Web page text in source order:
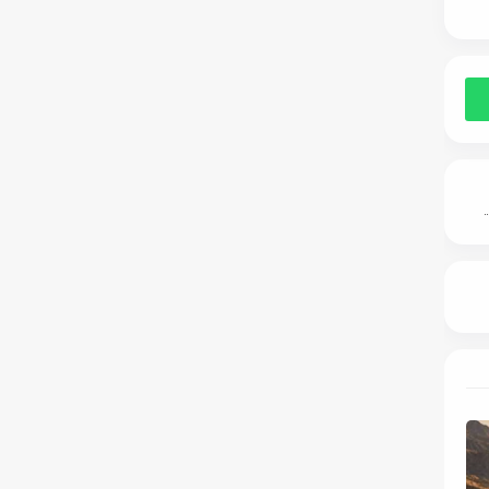
التوسع بمشروعات طبية وتعليمية جديدة